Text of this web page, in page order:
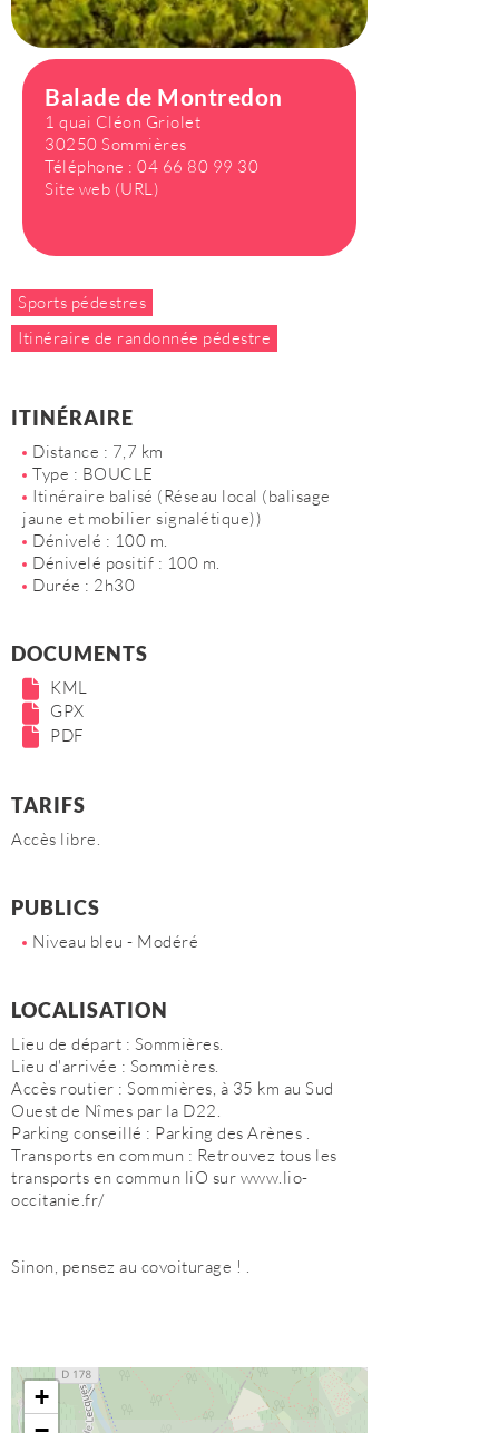
Balade de Montredon
1 quai Cléon Griolet
30250 Sommières
Téléphone : 04 66 80 99 30
Site web (URL)
Sports pédestres
Itinéraire de randonnée pédestre
ITINÉRAIRE
Distance : 7,7 km
Type : BOUCLE
Itinéraire balisé (Réseau local (balisage
jaune et mobilier signalétique))
Dénivelé : 100 m.
Dénivelé positif : 100 m.
Durée : 2h30
DOCUMENTS
KML
GPX
PDF
TARIFS
Accès libre.
PUBLICS
Niveau bleu - Modéré
LOCALISATION
Lieu de départ : Sommières.
Lieu d'arrivée : Sommières.
Accès routier : Sommières, à 35 km au Sud
Ouest de Nîmes par la D22.
Parking conseillé : Parking des Arènes .
Transports en commun : Retrouvez tous les
transports en commun liO sur www.lio-
occitanie.fr/
Sinon, pensez au covoiturage ! .
+